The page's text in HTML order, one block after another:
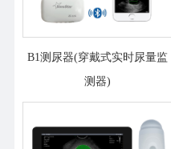
B1测尿器(穿戴式实时尿量监
测器)